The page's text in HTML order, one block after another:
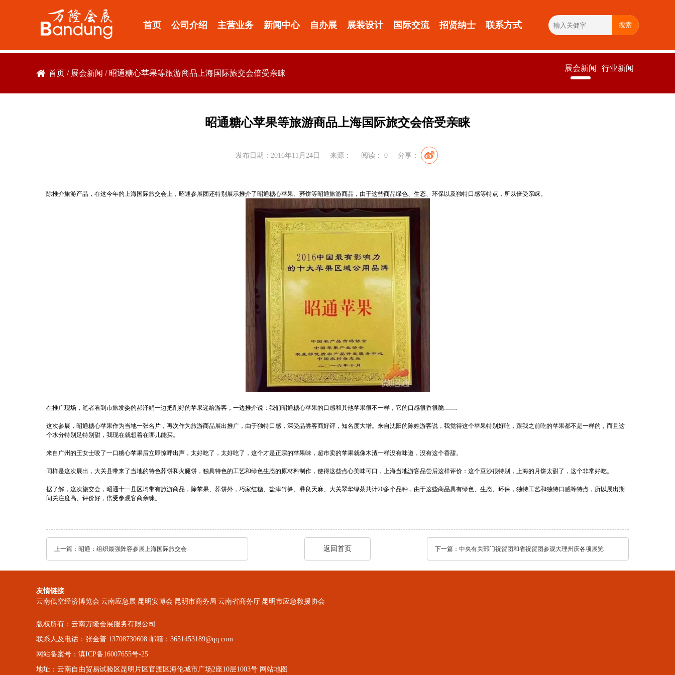
首页 公司介绍 主营业务 新闻中心 自办展 展装设计 国际交流 招贤纳士 联系方式 搜索
首页 / 展会新闻 / 昭通糖心苹果等旅游商品上海国际旅交会倍受亲睐
展会新闻 行业新闻
昭通糖心苹果等旅游商品上海国际旅交会倍受亲睐
发布日期：2016年11月24日 来源： 阅读： 0 分享：
除推介旅游产品，在这今年的上海国际旅交会上，昭通参展团还特别展示推介了昭通糖心苹果、荞饼等昭通旅游商品，由于这些商品绿色、生态、环保以及独特口感等特点，所以倍受亲睐。
在推广现场，笔者看到市旅发委的郝泽娟一边把削好的苹果递给游客，一边推介说：我们昭通糖心苹果的口感和其他苹果很不一样，它的口感很香很脆…….
这次参展，昭通糖心苹果作为当地一张名片，再次作为旅游商品展出推广，由于独特口感，深受品尝客商好评，知名度大增。来自沈阳的陈姓游客说，我觉得这个苹果特别好吃，跟我之前吃的苹果都不是一样的，而且这
个水分特别足特别甜，我现在就想着在哪儿能买。
来自广州的王女士咬了一口糖心苹果后立即惊呼出声，太好吃了，太好吃了，这个才是正宗的苹果味，超市卖的苹果就像木渣一样没有味道，没有这个香甜。
同样是这次展出，大关县带来了当地的特色荞饼和火腿饼，独具特色的工艺和绿色生态的原材料制作，使得这些点心美味可口，上海当地游客品尝后这样评价：这个豆沙很特别，上海的月饼太甜了，这个非常好吃。
据了解，这次旅交会，昭通十一县区均带有旅游商品，除苹果、荞饼外，巧家红糖、盐津竹笋、彝良天麻、大关翠华绿茶共计20多个品种，由于这些商品具有绿色、生态、环保，独特工艺和独特口感等特点，所以展出期
间关注度高、评价好，倍受参观客商亲睐。
上一篇： 昭通：组织最强阵容参展上海国际旅交会 返回首页 下一篇： 中央有关部门祝贺团和省祝贺团参观大理州庆各项展览
友情链接
云南低空经济博览会 云南应急展 昆明安博会 昆明市商务局 云南省商务厅 昆明市应急救援协会
版权所有：云南万隆会展服务有限公司
联系人及电话：张金普 13708730608 邮箱：3651453189@qq.com
网站备案号：滇ICP备16007655号-25
地址：云南自由贸易试验区昆明片区官渡区海伦城市广场2座10层1003号 网站地图